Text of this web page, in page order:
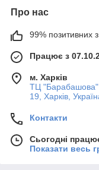
Про нас
99% позитивних з
Працює з
м. Харків
ТЦ "Барабашова"
19, Харків,
Контакти
Сьогодні
Показати весь